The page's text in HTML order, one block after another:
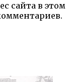
сайта в этом